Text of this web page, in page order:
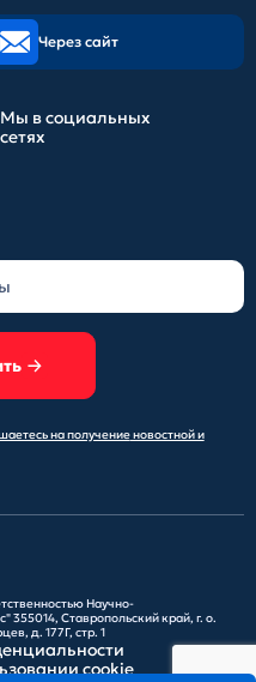
на получениеновостной и
Через сайт
Мы в социальных
сетях
Научно-
355014, Ставропольский край, г. о.
д. 177Г, стр. 1
cookie